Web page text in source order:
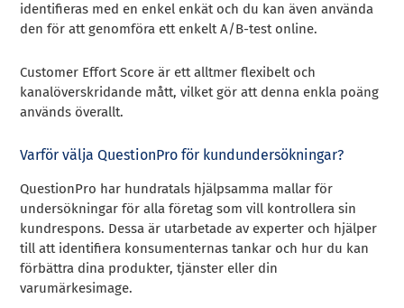
identifieras med en enkel enkät och du kan även använda
den för att genomföra ett enkelt A/B-test online.
Customer Effort Score är ett alltmer flexibelt och
kanalöverskridande mått, vilket gör att denna enkla poäng
används överallt.
Varför välja QuestionPro för kundundersökningar?
QuestionPro har hundratals hjälpsamma mallar för
undersökningar för alla företag som vill kontrollera sin
kundrespons. Dessa är utarbetade av experter och hjälper
till att identifiera konsumenternas tankar och hur du kan
förbättra dina produkter, tjänster eller din
varumärkesimage.